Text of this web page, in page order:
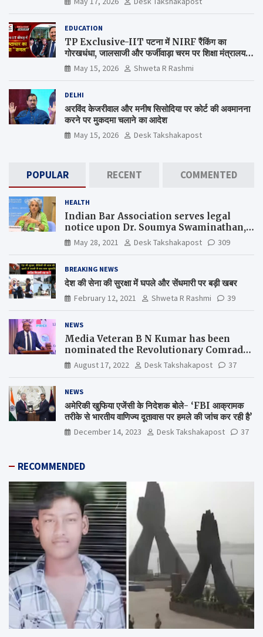
EDUCATION
TP Exclusive-IIT पटना में NIRF रैंकिंग का
गोरखधंधा, जालसाजी और फर्जीवाड़ा चरम पर शिक्षा मंत्रालय
कब जागेगा ?
May 15, 2026 Shweta R Rashmi
DELHI
अरविंद केजरीवाल और मनीष सिसोदिया पर कोर्ट की अवमानना
करने पर मुकदमा चलाने का आदेश
May 15, 2026 Desk Takshakapost
POPULAR RECENT COMMENTED
HEALTH
Indian Bar Association serves legal
notice upon Dr. Soumya Swaminathan,
the Chief Scientist, WHO
May 28, 2021 Desk Takshakapost 309
BREAKING NEWS
देश की सेना की सुरक्षा में घपले और सेंधमारी पर बड़ी खबर
February 12, 2021 Shweta R Rashmi 39
NEWS
Media Veteran B N Kumar has been
nominated the Revolutionary Comrade
Shiv Varma Media Award 2022-23
August 17, 2022 Desk Takshakapost 37
NEWS
अमेरिकी खुफिया एजेंसी के निदेशक बोले- ‘FBI आक्रामक
तरीके से भारतीय वाणिज्य दूतावास पर हमले की जांच कर रही है’
December 14, 2023 Desk Takshakapost 37
RECOMMENDED